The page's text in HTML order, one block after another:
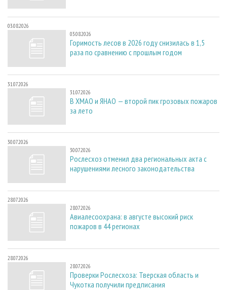
03.08.2026
03.08.2026
Горимость лесов в 2026 году снизилась в 1,5
раза по сравнению с прошлым годом
31.07.2026
31.07.2026
В ХМАО и ЯНАО — второй пик грозовых пожаров
за лето
30.07.2026
30.07.2026
Рослесхоз отменил два региональных акта с
нарушениями лесного законодательства
28.07.2026
28.07.2026
Авиалесоохрана: в августе высокий риск
пожаров в 44 регионах
28.07.2026
28.07.2026
Проверки Рослесхоза: Тверская область и
Чукотка получили предписания